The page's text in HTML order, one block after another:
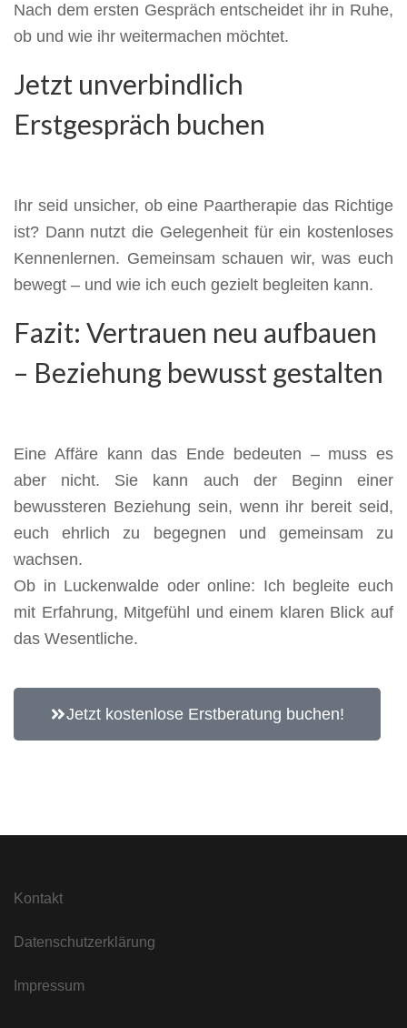
Nach dem ersten Gespräch entscheidet ihr in Ruhe,
ob und wie ihr weitermachen möchtet.
Jetzt unverbindlich
Erstgespräch buchen
Ihr seid unsicher, ob eine Paartherapie das Richtige
ist? Dann nutzt die Gelegenheit für ein kostenloses
Kennenlernen. Gemeinsam schauen wir, was euch
bewegt – und wie ich euch gezielt begleiten kann.
Fazit: Vertrauen neu aufbauen
– Beziehung bewusst gestalten
Eine Affäre kann das Ende bedeuten – muss es
aber nicht. Sie kann auch der Beginn einer
bewussteren Beziehung sein, wenn ihr bereit seid,
euch ehrlich zu begegnen und gemeinsam zu
wachsen.
Ob in Luckenwalde oder online: Ich begleite euch
mit Erfahrung, Mitgefühl und einem klaren Blick auf
das Wesentliche.
Jetzt kostenlose Erstberatung buchen!
Kontakt
Datenschutzerklärung
Impressum